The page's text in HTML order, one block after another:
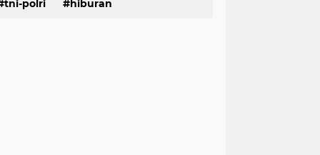
hiburan serba serbi
tni-polri hiburan